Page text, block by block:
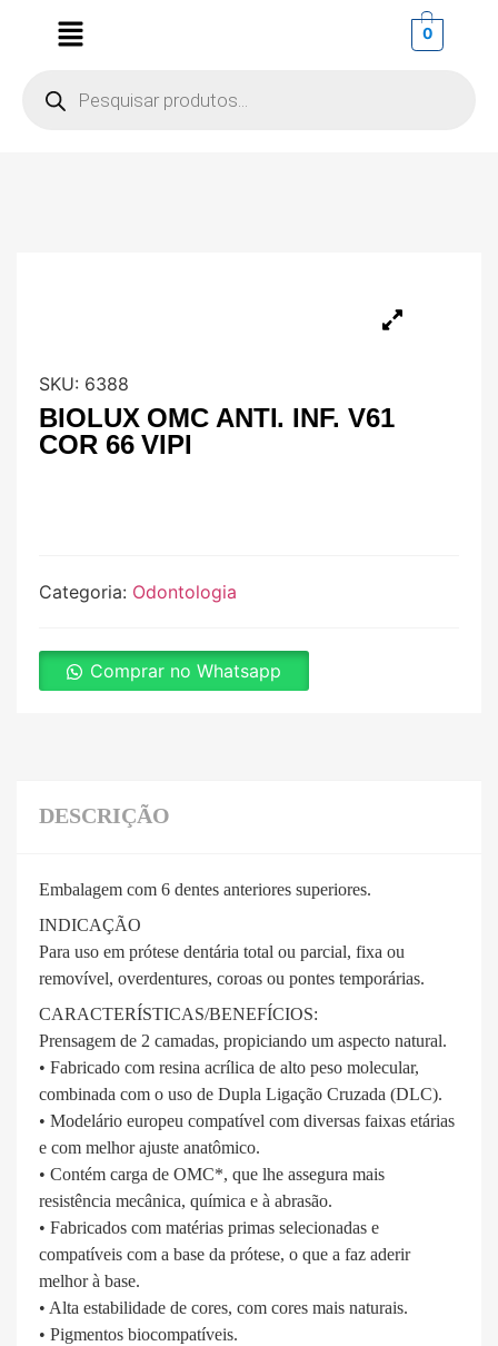
0
SKU: 6388
BIOLUX OMC ANTI. INF. V61
COR 66 VIPI
Categoria: Odontologia
Comprar no Whatsapp
DESCRIÇÃO
Embalagem com 6 dentes anteriores superiores.
INDICAÇÃO
Para uso em prótese dentária total ou parcial, fixa ou
removível, overdentures, coroas ou pontes temporárias.
CARACTERÍSTICAS/BENEFÍCIOS:
Prensagem de 2 camadas, propiciando um aspecto natural.
• Fabricado com resina acrílica de alto peso molecular,
combinada com o uso de Dupla Ligação Cruzada (DLC).
• Modelário europeu compatível com diversas faixas etárias
e com melhor ajuste anatômico.
• Contém carga de OMC*, que lhe assegura mais
resistência mecânica, química e à abrasão.
• Fabricados com matérias primas selecionadas e
compatíveis com a base da prótese, o que a faz aderir
melhor à base.
• Alta estabilidade de cores, com cores mais naturais.
• Pigmentos biocompatíveis.